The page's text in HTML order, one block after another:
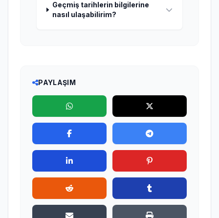
Geçmiş tarihlerin bilgilerine
nasıl ulaşabilirim?
PAYLAŞIM